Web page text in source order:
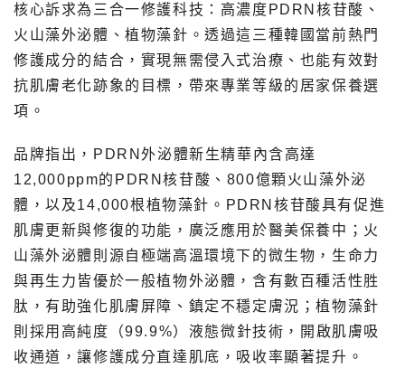
核心訴求為三合一修護科技：高濃度PDRN核苷酸、
火山藻外泌體、植物藻針。透過這三種韓國當前熱門
修護成分的結合，實現無需侵入式治療、也能有效對
抗肌膚老化跡象的目標，帶來專業等級的居家保養選
項。
品牌指出，PDRN外泌體新生精華內含高達
12,000ppm的PDRN核苷酸、800億顆火山藻外泌
體，以及14,000根植物藻針。PDRN核苷酸具有促進
肌膚更新與修復的功能，廣泛應用於醫美保養中；火
山藻外泌體則源自極端高溫環境下的微生物，生命力
與再生力皆優於一般植物外泌體，含有數百種活性胜
肽，有助強化肌膚屏障、鎮定不穩定膚況；植物藻針
則採用高純度（99.9%）液態微針技術，開啟肌膚吸
收通道，讓修護成分直達肌底，吸收率顯著提升。